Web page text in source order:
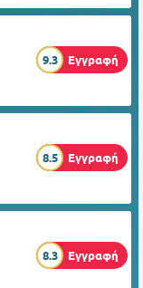
9.3 Εγγραφή
8.5 Εγγραφή
8.3 Εγγραφή